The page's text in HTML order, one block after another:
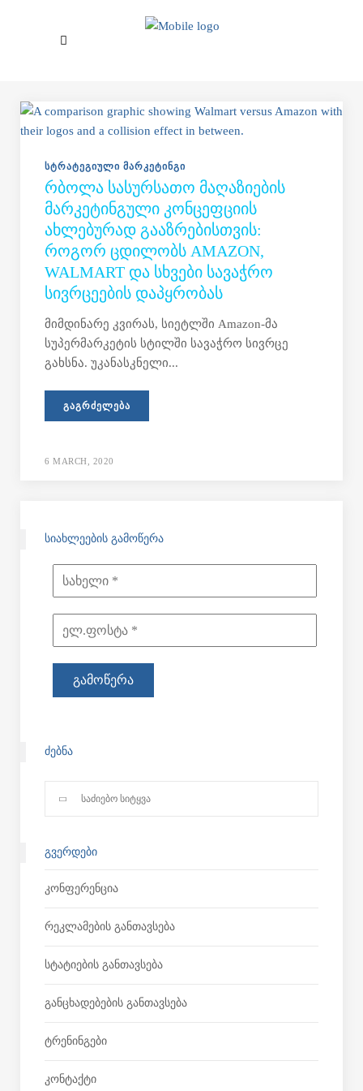
ᲡᲢᲠᲐᲢᲔᲒᲘᲣᲚᲘ ᲛᲐᲠᲙᲔᲢᲘᲜᲒᲘ
ᲠᲑᲝᲚᲐ ᲡᲐᲡᲣᲠᲡᲐᲗᲝ ᲛᲐᲦᲐᲖᲘᲔᲑᲘᲡ
ᲛᲐᲠᲙᲔᲢᲘᲜᲒᲣᲚᲘ ᲙᲝᲜᲪᲔᲤᲪᲘᲘᲡ
ᲐᲮᲚᲔᲑᲣᲠᲐᲓ ᲒᲐᲐᲖᲠᲔᲑᲘᲡᲗᲕᲘᲡ:
ᲠᲝᲒᲝᲠ ᲪᲓᲘᲚᲝᲑᲡ AMAZON,
WALMART ᲓᲐ ᲡᲮᲕᲔᲑᲘ ᲡᲐᲕᲐᲭᲠᲝ
ᲡᲘᲕᲠᲪᲔᲔᲑᲘᲡ ᲓᲐᲞᲧᲠᲝᲑᲐᲡ
მიმდინარე კვირას, სიეტლში Amazon-მა
სუპერმარკეტის სტილში სავაჭრო სივრცე
გახსნა. უკანასკნელი...
ᲒᲐᲒᲠᲫᲔᲚᲔᲑᲐ
6 MARCH, 2020
ᲡᲘᲐᲮᲚᲔᲔᲑᲘᲡ ᲒᲐᲛᲝᲬᲔᲠᲐ
ᲫᲔᲑᲜᲐ
ᲒᲕᲔᲠᲓᲔᲑᲘ
Კონფერენცია
Რეკლამების Განთავსება
Სტატიების Განთავსება
Განცხადებების Განთავსება
Ტრენინგები
Კონტაქტი